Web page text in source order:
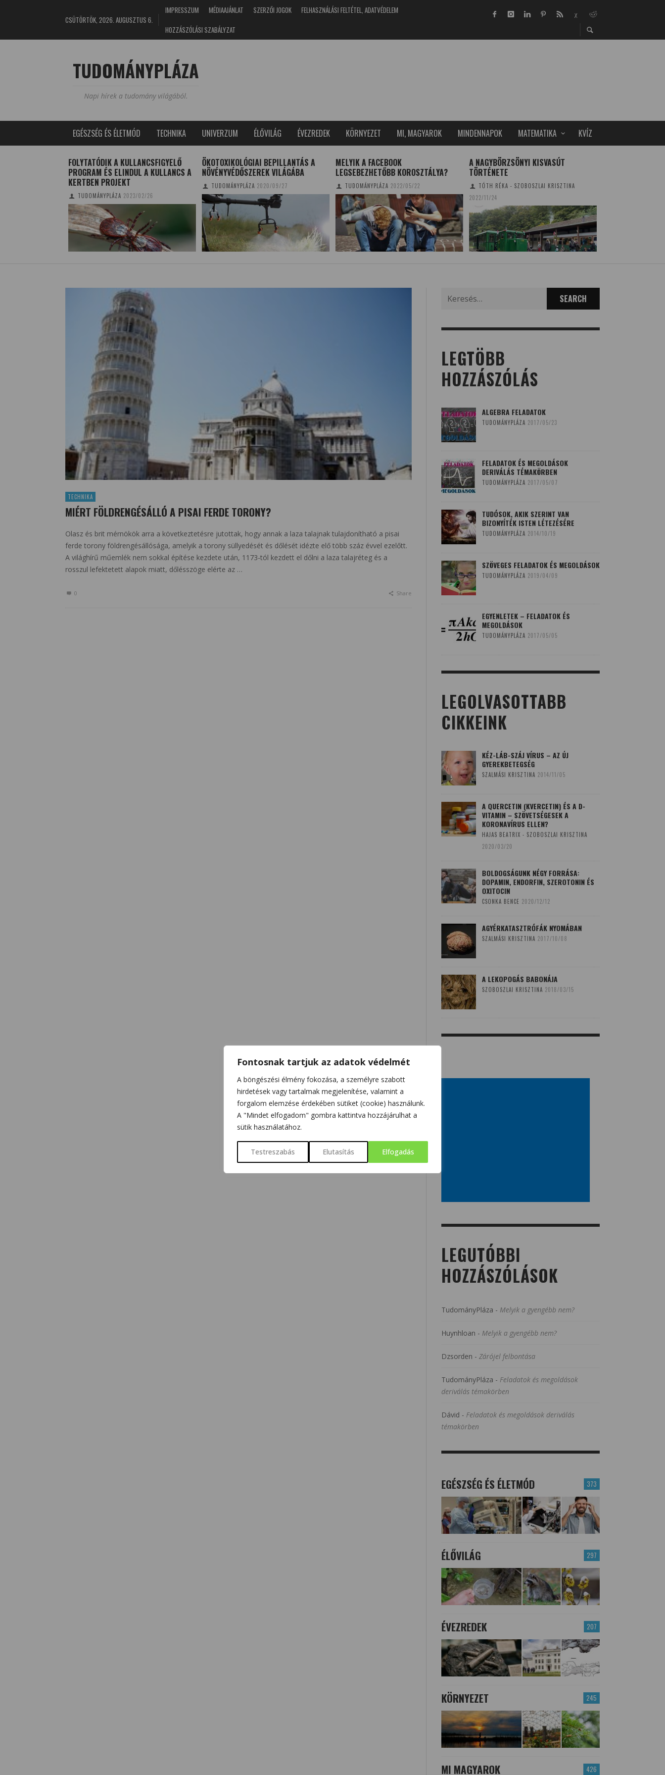
Fontosnak tartjuk az adatok védelmét
A böngészési élmény fokozása, a személyre szabott
hirdetések vagy tartalmak megjelenítése, valamint a
forgalom elemzése érdekében sütiket (cookie) használunk.
A "Mindet elfogadom" gombra kattintva hozzájárulhat a
sütik használatához.
Testreszabás Elutasítás Elfogadás
CSÜTÖRTÖK, 2026. AUGUSZTUS 6.
IMPRESSZUM MÉDIAAJÁNLAT SZERZŐI JOGOK
FELHASZNÁLÁSI FELTÉTEL, ADATVÉDELEM
HOZZÁSZÓLÁSI SZABÁLYZAT
TUDOMÁNYPLÁZA
Napi hírek a tudomány világából.
EGÉSZSÉG ÉS ÉLETMÓD TECHNIKA UNIVERZUM ÉLŐVILÁG ÉVEZREDEK KÖRNYEZET MI, MAGYAROK MINDENNAPOK MATEMATIKA KVÍZ
FOLYTATÓDIK A KULLANCSFIGYELŐ
PROGRAM ÉS ELINDUL A KULLANCS A
KERTBEN PROJEKT
TUDOMÁNYPLÁZA 2023/02/26
ÖKOTOXIKOLÓGIAI BEPILLANTÁS A
NÖVÉNYVÉDŐSZEREK VILÁGÁBA
TUDOMÁNYPLÁZA 2020/09/27
MELYIK A FACEBOOK
LEGSEBEZHETŐBB KOROSZTÁLYA?
TUDOMÁNYPLÁZA 2022/05/22
A NAGYBÖRZSÖNYI KISVASÚT
TÖRTÉNETE
TÓTH RÉKA - SZOBOSZLAI KRISZTINA
2022/11/24
TECHNIKA
MIÉRT FÖLDRENGÉSÁLLÓ A PISAI FERDE TORONY?
Olasz és brit mérnökök arra a következtetésre jutottak, hogy annak a laza talajnak tulajdonítható a pisai
ferde torony földrengésállósága, amelyik a torony süllyedését és dőlését idézte elő több száz évvel ezelőtt.
A világhírű műemlék nem sokkal építése kezdete után, 1173-tól kezdett el dőlni a laza talajréteg és a
rosszul lefektetett alapok miatt, dőlésszöge elérte az …
0 Share
for:
LEGTÖBB
HOZZÁSZÓLÁS
ALGEBRA FELADATOK
TUDOMÁNYPLÁZA 2017/05/23
FELADATOK ÉS MEGOLDÁSOK
DERIVÁLÁS TÉMAKÖRBEN
TUDOMÁNYPLÁZA 2017/05/07
TUDÓSOK, AKIK SZERINT VAN
BIZONYÍTÉK ISTEN LÉTEZÉSÉRE
TUDOMÁNYPLÁZA 2014/10/19
SZÖVEGES FELADATOK ÉS MEGOLDÁSOK
TUDOMÁNYPLÁZA 2019/04/09
EGYENLETEK – FELADATOK ÉS
MEGOLDÁSOK
TUDOMÁNYPLÁZA 2017/05/05
LEGOLVASOTTABB
CIKKEINK
KÉZ-LÁB-SZÁJ VÍRUS – AZ ÚJ
GYEREKBETEGSÉG
SZALMÁSI KRISZTINA 2014/11/05
A QUERCETIN (KVERCETIN) ÉS A D-
VITAMIN – SZÖVETSÉGESEK A
KORONAVÍRUS ELLEN?
HAJAS BEATRIX - SZOBOSZLAI KRISZTINA
2020/03/20
BOLDOGSÁGUNK NÉGY FORRÁSA:
DOPAMIN, ENDORFIN, SZEROTONIN ÉS
OXITOCIN
CSONKA BENCE 2020/12/12
AGYÉRKATASZTRÓFÁK NYOMÁBAN
SZALMÁSI KRISZTINA 2017/10/08
A LEKOPOGÁS BABONÁJA
SZOBOSZLAI KRISZTINA 2018/03/15
LEGUTÓBBI
HOZZÁSZÓLÁSOK
TudományPláza - Melyik a gyengébb nem?
Huynhloan - Melyik a gyengébb nem?
Dzsorden - Zárójel felbontása
TudományPláza - Feladatok és megoldások
deriválás témakörben
Dávid - Feladatok és megoldások deriválás
témakörben
373
EGÉSZSÉG ÉS ÉLETMÓD
297
ÉLŐVILÁG
207
ÉVEZREDEK
245
KÖRNYEZET
426
MI MAGYAROK